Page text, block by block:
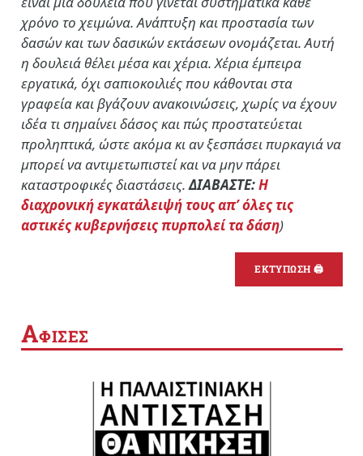
χρόνο το χειμώνα. Ανάπτυξη και προστασία των
δασών και των δασικών εκτάσεων ονομάζεται. Αυτή
η δουλειά θέλει μέσα και χέρια. Χέρια έμπειρα
εργατικά, όχι σαπιοκοιλιές που κάθονται στα
γραφεία και βγάζουν ανακοινώσεις, χωρίς να έχουν
ιδέα τι σημαίνει δάσος και πώς προστατεύεται
προληπτικά, ώστε ακόμα κι αν ξεσπάσει πυρκαγιά να
μπορεί να αντιμετωπιστεί και να μην πάρει
καταστροφικές διαστάσεις.ΔΙΑΒΑΣΤΕ:Η
διαχρονική εγκατάλειψή τους απ’ όλες τις
αστικές κυβερνήσεις πυρπολεί τα δάση)
ΕΚΤΥΠΩΣΗ 🖨
ΑΦΙΣΕΣ